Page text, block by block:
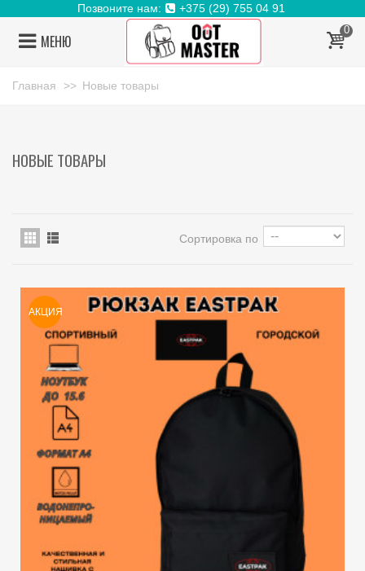
Позвоните нам: +375 (29) 755 04 91
МЕНЮ
0
Главная >> Новые товары
НОВЫЕ ТОВАРЫ
Сортировка по
АКЦИЯ